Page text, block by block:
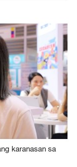
karanasan sa